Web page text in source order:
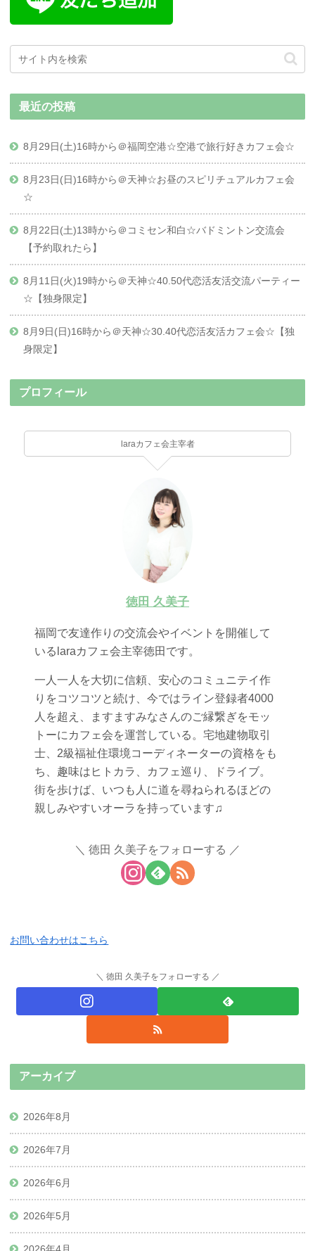
最近の投稿
8月29日(土)16時から＠福岡空港☆空港で旅行好きカフェ会☆
8月23日(日)16時から＠天神☆お昼のスピリチュアルカフェ会
☆
8月22日(土)13時から＠コミセン和白☆バドミントン交流会
【予約取れたら】
8月11日(火)19時から＠天神☆40.50代恋活友活交流パーティー
☆【独身限定】
8月9日(日)16時から＠天神☆30.40代恋活友活カフェ会☆【独
身限定】
プロフィール
laraカフェ会主宰者
徳田 久美子
福岡で友達作りの交流会やイベントを開催して
いるlaraカフェ会主宰徳田です。
一人一人を大切に信頼、安心のコミュニテイ作
りをコツコツと続け、今ではライン登録者4000
人を超え、ますますみなさんのご縁繋ぎをモッ
トーにカフェ会を運営している。宅地建物取引
士、2級福祉住環境コーディネーターの資格をも
ち、趣味はヒトカラ、カフェ巡り、ドライブ。
街を歩けば、いつも人に道を尋ねられるほどの
親しみやすいオーラを持っています♫
徳田 久美子をフォローする
お問い合わせはこちら
徳田 久美子をフォローする
アーカイブ
2026年8月
2026年7月
2026年6月
2026年5月